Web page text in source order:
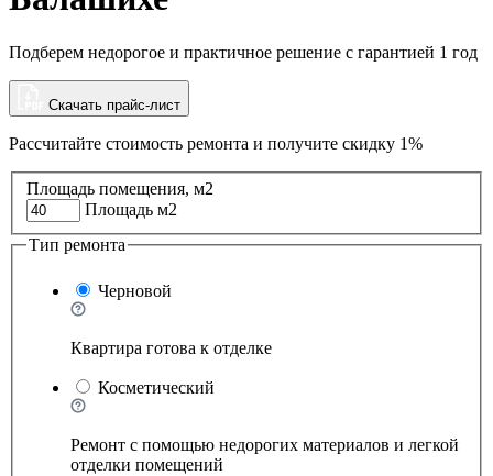
Подберем недорогое и практичное решение с гарантией 1 год
Скачать прайс-лист
Рассчитайте стоимость ремонта и получите скидку 1%
Площадь помещения, м2
Площадь м2
Тип ремонта
Черновой
Квартира готова к отделке
Косметический
Ремонт с помощью недорогих материалов и легкой
отделки помещений